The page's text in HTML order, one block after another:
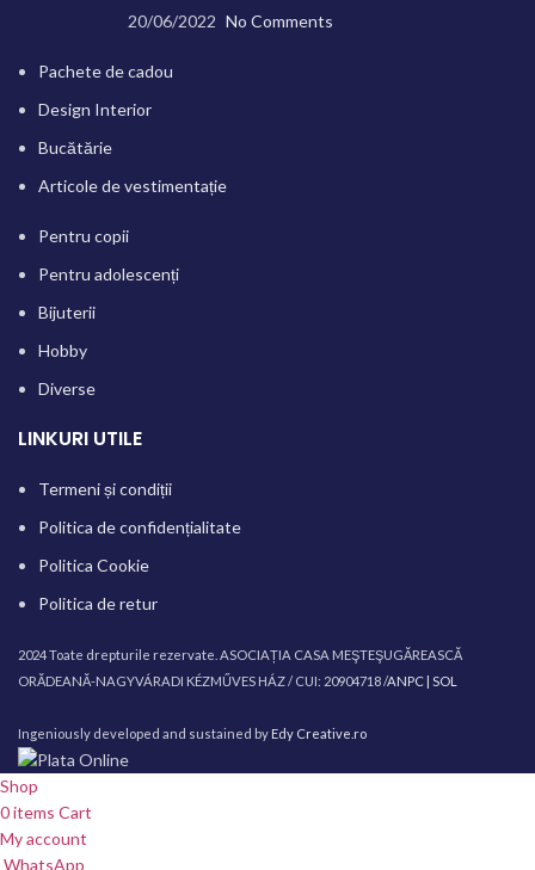
20/06/2022 No Comments
Pachete de cadou
Design Interior
Bucătărie
Articole de vestimentație
Pentru copii
Pentru adolescenți
Bijuterii
Hobby
Diverse
LINKURI UTILE
Termeni și condiții
Politica de confidențialitate
Politica Cookie
Politica de retur
2024 Toate drepturile rezervate. ASOCIAȚIA CASA MEŞTEŞUGĂREASCĂ
ORĂDEANĂ-NAGYVÁRADI KÉZMŰVES HÁZ / CUI: 20904718 /ANPC | SOL
Ingeniously developed and sustained by Edy Creative.ro
Shop
0items Cart
My account
WhatsApp